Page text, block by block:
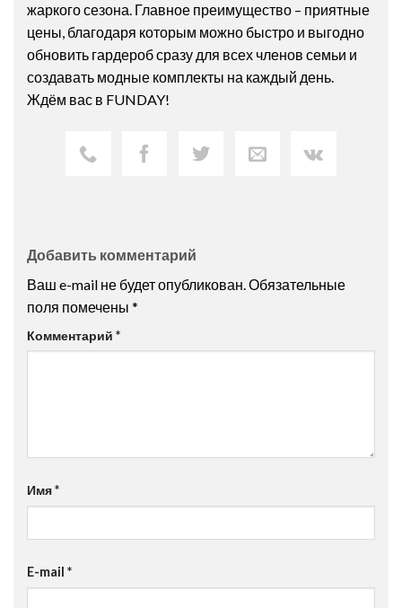
жаркого сезона. Главное преимущество – приятные
цены, благодаря которым можно быстро и выгодно
обновить гардероб сразу для всех членов семьи и
создавать модные комплекты на каждый день.
Ждём вас в FUNDAY!
Добавить комментарий
Ваш e-mail не будет опубликован. Обязательные
поля помечены *
Комментарий *
Имя*
E-mail *